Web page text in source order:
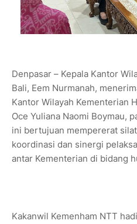
Denpasar – Kepala Kantor
Bali, Eem Nurmanah,
Kantor Wilayah Kementerian
Oce Yuliana Naomi Boymau,
ini bertujuan mempererat
koordinasi dan sinergi
antar Kementerian di bidang
Kakanwil Kemenham NTT